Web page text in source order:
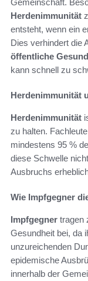
Herdenimmunität
entsteht, wenn ein
Dies verhindert die
öffentliche
kann schnell zu
Herdenimmunität
Herdenimmunität
zu halten.
mindestens 95 %
diese Schwelle
Ausbruchs
Wie Impfgegner
Impfgegner tragen
Gesundheit bei, da
unzureichenden
epidemische
innerhalb der